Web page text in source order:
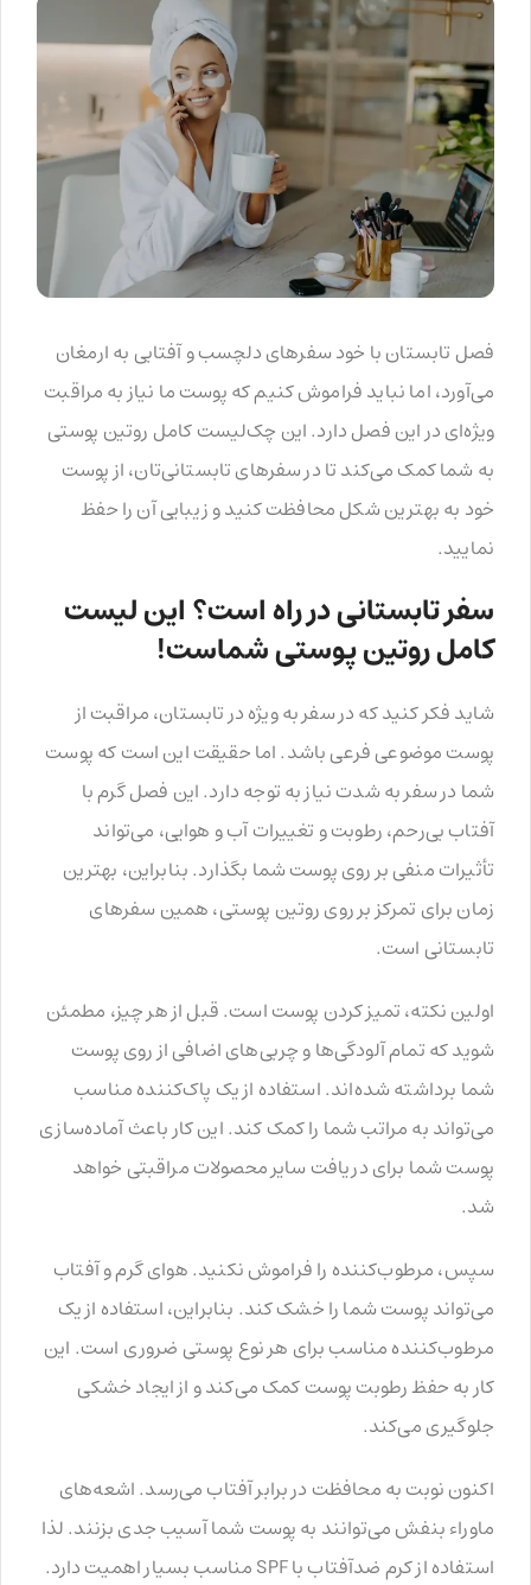
فصل تابستان با خود سفرهای دلچسب و آفتابی به ارمغان
می‌آورد، اما نباید فراموش کنیم که پوست ما نیاز به مراقبت
ویژه‌ای در این فصل دارد. این چک‌لیست کامل روتین پوستی
به شما کمک می‌کند تا در سفرهای تابستانی‌تان، از پوست
خود به بهترین شکل محافظت کنید و زیبایی آن را حفظ
نمایید.
سفر تابستانی در راه است؟ این لیست
کامل روتین پوستی شماست!
شاید فکر کنید که در سفر به ویژه در تابستان، مراقبت از
پوست موضوعی فرعی باشد. اما حقیقت این است که پوست
شما در سفر به شدت نیاز به توجه دارد. این فصل گرم با
آفتاب بی‌رحم، رطوبت و تغییرات آب و هوایی، می‌تواند
تأثیرات منفی بر روی پوست شما بگذارد. بنابراین، بهترین
زمان برای تمرکز بر روی روتین پوستی، همین سفرهای
تابستانی است.
اولین نکته، تمیز کردن پوست است. قبل از هر چیز، مطمئن
شوید که تمام آلودگی‌ها و چربی‌های اضافی از روی پوست
شما برداشته شده‌اند. استفاده از یک پاک‌کننده مناسب
می‌تواند به مراتب شما را کمک کند. این کار باعث آماده‌سازی
پوست شما برای دریافت سایر محصولات مراقبتی خواهد
شد.
سپس، مرطوب‌کننده را فراموش نکنید. هوای گرم و آفتاب
می‌تواند پوست شما را خشک کند. بنابراین، استفاده از یک
مرطوب‌کننده مناسب برای هر نوع پوستی ضروری است. این
کار به حفظ رطوبت پوست کمک می‌کند و از ایجاد خشکی
جلوگیری می‌کند.
اکنون نوبت به محافظت در برابر آفتاب می‌رسد. اشعه‌های
ماوراء بنفش می‌توانند به پوست شما آسیب جدی بزنند. لذا
استفاده از کرم ضدآفتاب با SPF مناسب بسیار اهمیت دارد.